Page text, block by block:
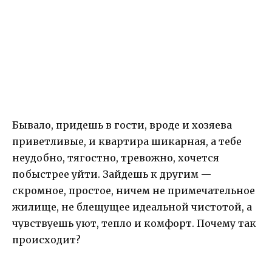
Бывало, придешь в гости, вроде и хозяева
приветливые, и квартира шикарная, а тебе
неудобно, тягостно, тревожно, хочется
побыстрее уйти. Зайдешь к другим —
скромное, простое, ничем не примечательное
жилище, не блещущее идеальной чистотой, а
чувствуешь уют, тепло и комфорт. Почему так
происходит?